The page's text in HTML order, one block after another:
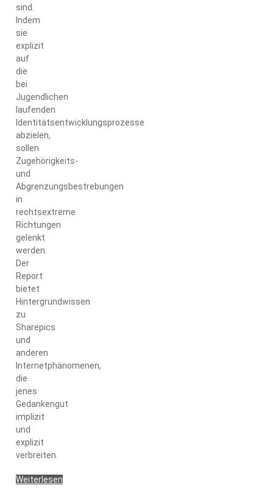
sind.
Indem
sie
explizit
auf
die
bei
Jugendlichen
laufenden
Identitätsentwicklungsprozesse
abzielen,
sollen
Zugehörigkeits-
und
Abgrenzungsbestrebungen
in
rechtsextreme
Richtungen
gelenkt
werden.
Der
Report
bietet
Hintergrundwissen
zu
Sharepics
und
anderen
Internetphänomenen,
die
jenes
Gedankengut
implizit
und
explizit
verbreiten.
Weiterlesen